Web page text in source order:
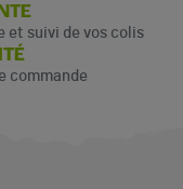
et suivi de vos colis
commande